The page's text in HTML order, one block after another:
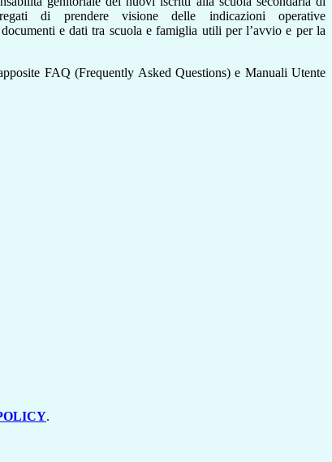
di prendere visione delle indicazioni operative
documenti e dati tra scuola e famiglia utili per l’avvio e per la
FAQ (Frequently Asked Questions) e Manuali Utente
.